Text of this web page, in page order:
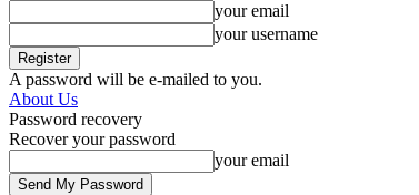
your email
your username
A password will be e-mailed to you.
About Us
Password recovery
Recover your password
your email